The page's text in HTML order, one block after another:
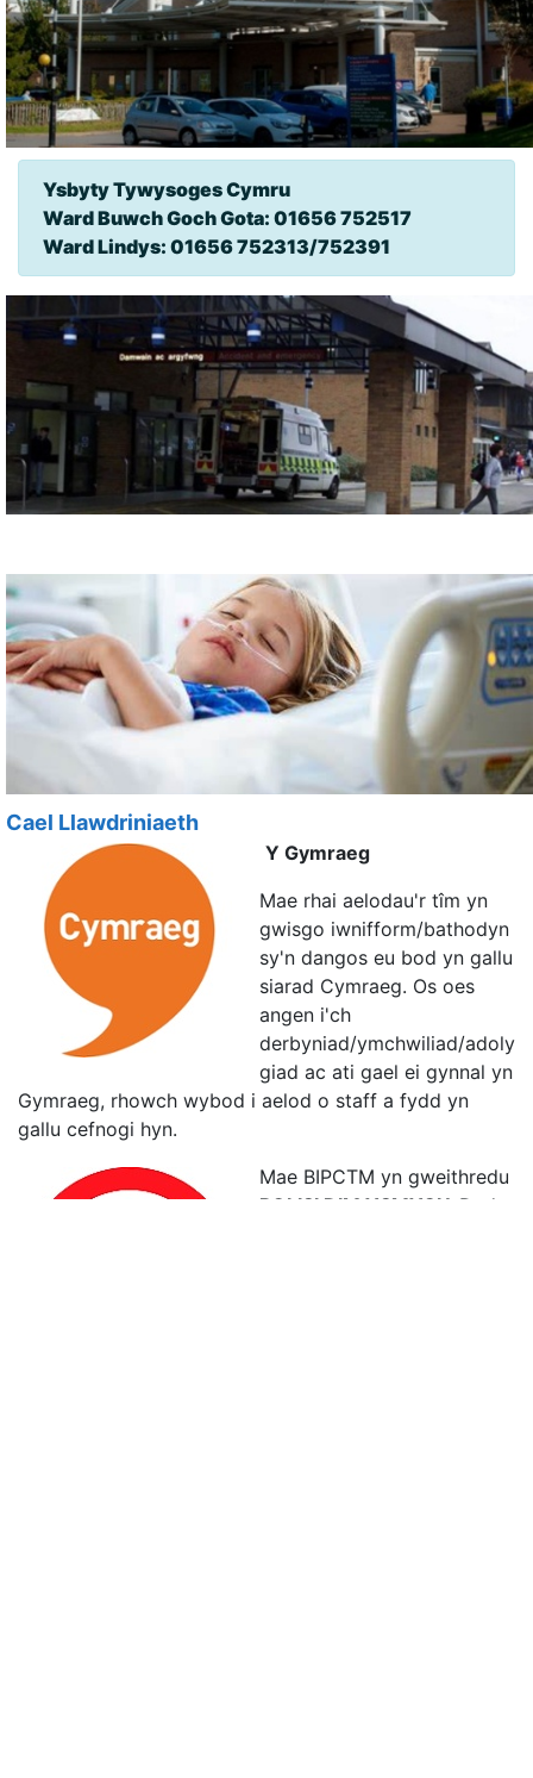
Ysbyty Tywysoges Cymru
Ward Buwch Goch Gota: 01656 752517
Ward Lindys: 01656 752313/752391
Cael Llawdriniaeth
Y Gymraeg
Mae rhai aelodau'r tîm yn
gwisgo iwnifform/bathodyn
sy'n dangos eu bod yn gallu
siarad Cymraeg. Os oes
angen i'ch
derbyniad/ymchwiliad/adoly
giad ac ati gael ei gynnal yn
Gymraeg, rhowch wybod i aelod o staff a fydd yn
gallu cefnogi hyn.
Mae BIPCTM yn gweithredu
POLISI DIM YSMYGU. Dydy